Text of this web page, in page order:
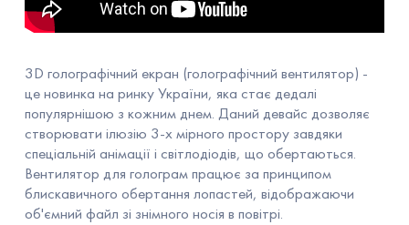
3D голографічний екран (голографічний вентилятор) -
це новинка на ринку України, яка стає дедалі
популярнішою з кожним днем. Даний девайс дозволяє
створювати ілюзію 3-х мірного простору завдяки
спеціальній анімації і світлодіодів, що обертаються.
Вентилятор для голограм працює за принципом
блискавичного обертання лопастей, відображаючи
об'ємний файл зі знімного носія в повітрі.